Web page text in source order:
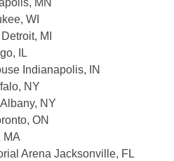
MN
WI
MI
IL
Indianapolis, IN
NY
NY
ON
MA
Arena Jacksonville, FL